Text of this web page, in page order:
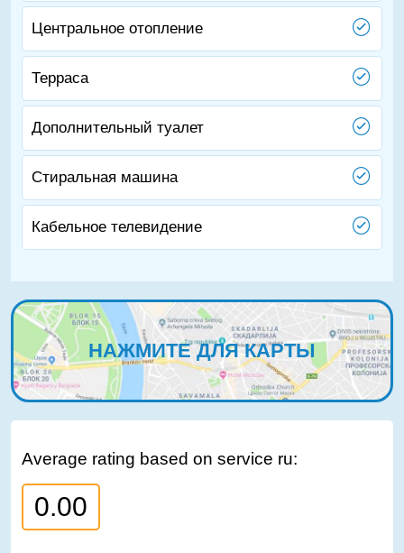
Центральное отопление
Терраса
Дополнительный туалет
Стиральная машина
Кабельное телевидение
НАЖМИТЕ ДЛЯ КАРТЫ
Average rating based on service ru:
0.00